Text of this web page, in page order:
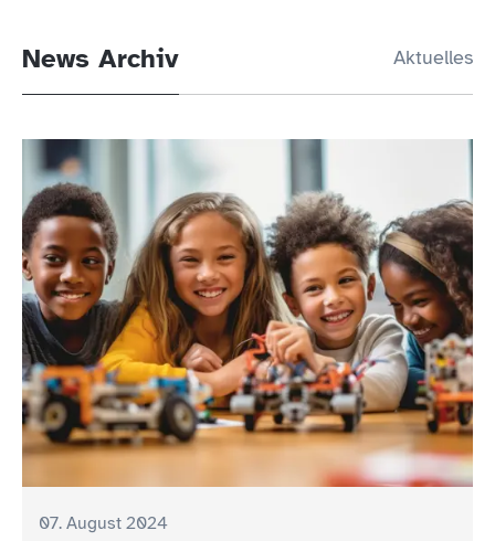
News Archiv Aktuelles
07. August 2024